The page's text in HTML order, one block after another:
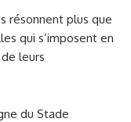
résonnent plus que
qui s’imposent en
leurs
du Stade